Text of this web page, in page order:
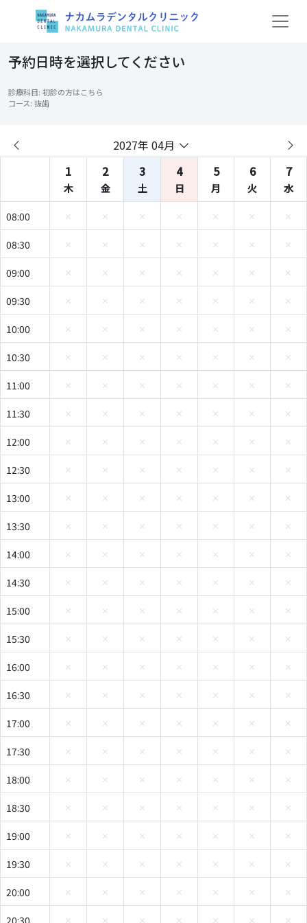
予約日時を選択してください
診療科目: 初診の方はこちら
コース: 抜歯
2027年 04月
1
木
2
金
3
土
4
日
5
月
6
火
7
水
08:00
08:30
09:00
09:30
10:00
10:30
11:00
11:30
12:00
12:30
13:00
13:30
14:00
14:30
15:00
15:30
16:00
16:30
17:00
17:30
18:00
18:30
19:00
19:30
20:00
20:30